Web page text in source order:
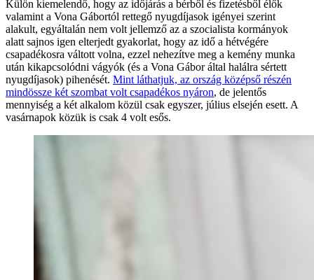
Külön kiemelendő, hogy az időjárás a bérből és fizetésből élők
valamint a Vona Gábortól rettegő nyugdíjasok igényei szerint
alakult, egyáltalán nem volt jellemző az a szocialista kormányok
alatt sajnos igen elterjedt gyakorlat, hogy az idő a hétvégére
csapadékosra váltott volna, ezzel nehezítve meg a kemény munka
után kikapcsolódni vágyók (és a Vona Gábor által halálra sértett
nyugdíjasok) pihenését. Mint láthatjuk, az ország középső részén
mindössze két szombat volt csapadékos nyáron, de jelentős
mennyiség a két alkalom közül csak egyszer, július elsején esett. A
vasárnapok közük is csak 4 volt esős.